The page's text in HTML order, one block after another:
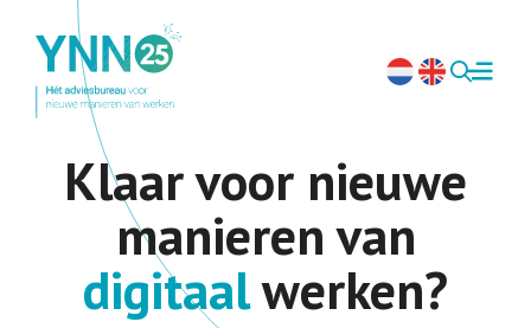
Klaar voor nieuwe
manieren van
digita werken?